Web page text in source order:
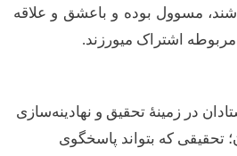
مسوول بوده و باعشق و علاقه
مربوطه اشتراک میورزند.
در زمینۀ تحقیق و نهادینه‌سازی
تحقیقی که بتواند پاسخگوی